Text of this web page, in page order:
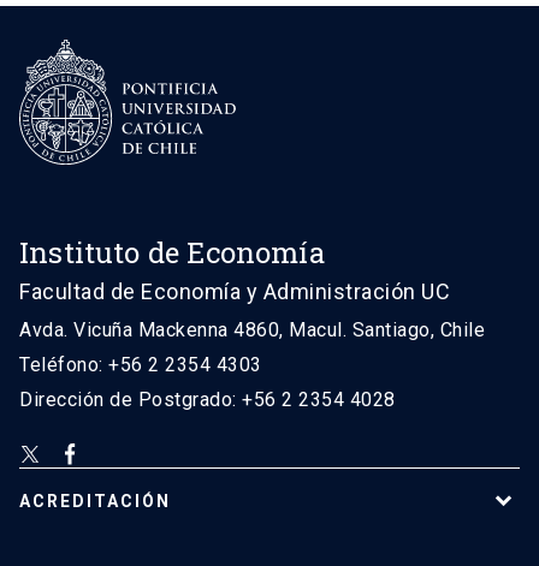
Instituto de Economía
Facultad de Economía y Administración UC
Avda. Vicuña Mackenna 4860, Macul. Santiago, Chile
Teléfono: +56 2 2354 4303
Dirección de Postgrado: +56 2 2354 4028
ACREDITACIÓN